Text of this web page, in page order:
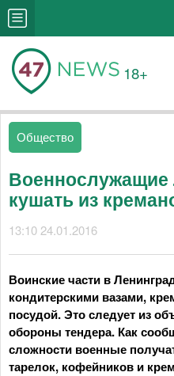
18+
Общество
Военнослужащие
кушать из
13:10 24.01.2016
Воинские части в
кондитерскими вазами,
посудой. Это следует из
обороны тендера. Как
сложности военные
тарелок, кофейников и